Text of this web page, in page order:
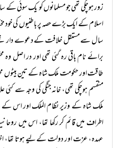
زور ہوچکی تھی جو مسلمانوں کو یک سوئی کے
اسلام کے ایک بڑے حصہ پر باطنیوں کی خود
سال سے مستقل خلافت کے دعوے دار تھے
برائے نام باقی رہ گئی تھی اور در اصل
طاقت اور حکومت ملک شاہ کے تین بیٹوں
منقسم ہوچکی تھی، خانہ جنگی کی وجہ سے
ملک شاہ کے وزیر نظام الملک اور اس کے
اطراف میں قائم کر رکھا تھا، اس میں
عہدہ، عزت اور دولت کے لیے ہوتا